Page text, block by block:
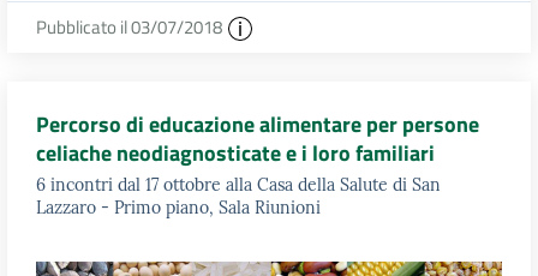
Pubblicato il 03/07/2018
Percorso di educazione alimentare per persone
celiache neodiagnosticate e i loro familiari
6 incontri dal 17 ottobre alla Casa della Salute di San
Lazzaro - Primo piano, Sala Riunioni